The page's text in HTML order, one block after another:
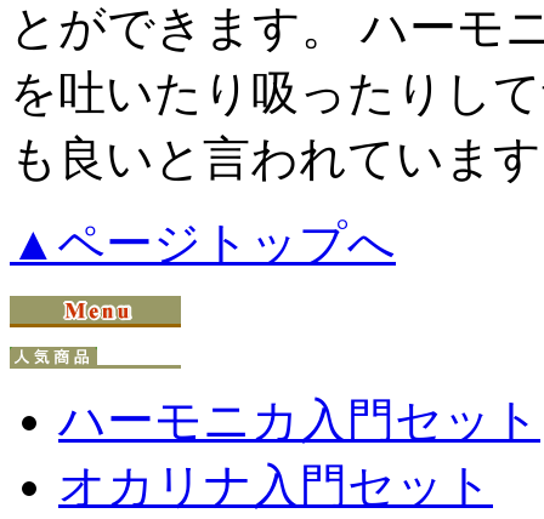
とができます。 ハーモ
を吐いたり吸ったりし
も良いと言われていま
▲ページトップへ
ハーモニカ入門セット
オカリナ入門セット